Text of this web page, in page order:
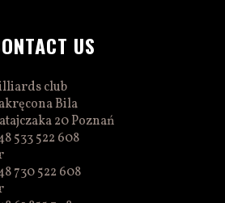
US
club
Bila
20 Poznań
533 522 608
730 522 608